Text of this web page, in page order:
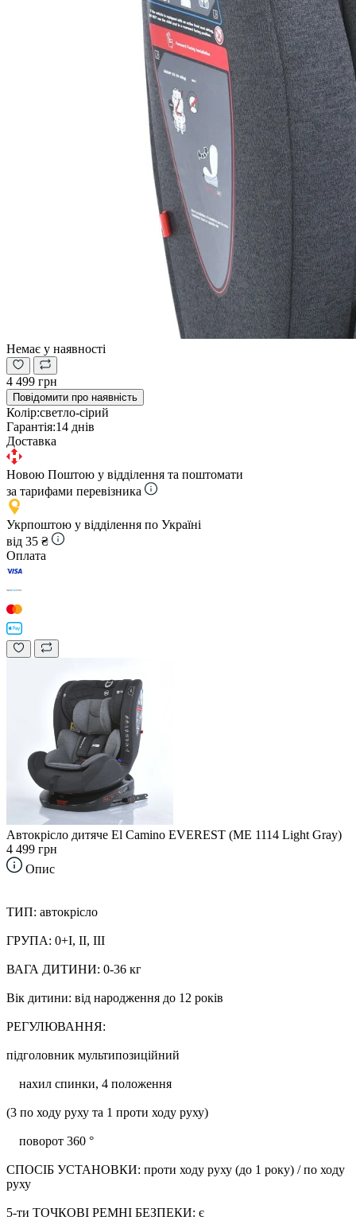
Немає у наявності
4 499 грн
Повідомити про наявність
Колір:светло-сірий
Гарантія:14 днів
Доставка
Новою Поштою у відділення та поштомати
за тарифами перевізника
Укрпоштою у відділення по Україні
від 35 ₴
Оплата
Автокрісло дитяче El Camino EVEREST (ME 1114 Light Gray)
4 499 грн
Опис
ТИП: автокрісло
ГРУПА: 0+I, II, III
ВАГА ДИТИНИ: 0-36 кг
Вік дитини: від народження до 12 років
РЕГУЛЮВАННЯ:
підголовник мультипозиційний
нахил спинки, 4 положення
(3 по ходу руху та 1 проти ходу руху)
поворот 360 °
СПОСІБ УСТАНОВКИ: проти ходу руху (до 1 року) / по ходу
руху
5-ти ТОЧКОВІ РЕМНІ БЕЗПЕКИ: є